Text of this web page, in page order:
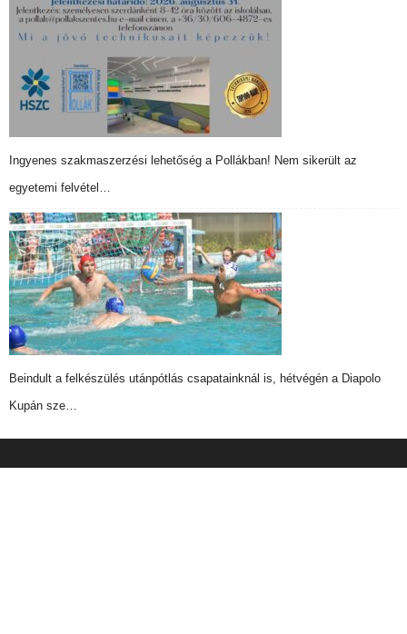
Ingyenes szakmaszerzési lehetőség a Pollákban! Nem sikerült az
egyetemi felvétel…
Beindult a felkészülés utánpótlás csapatainknál is, hétvégén a Diapolo
Kupán sze…